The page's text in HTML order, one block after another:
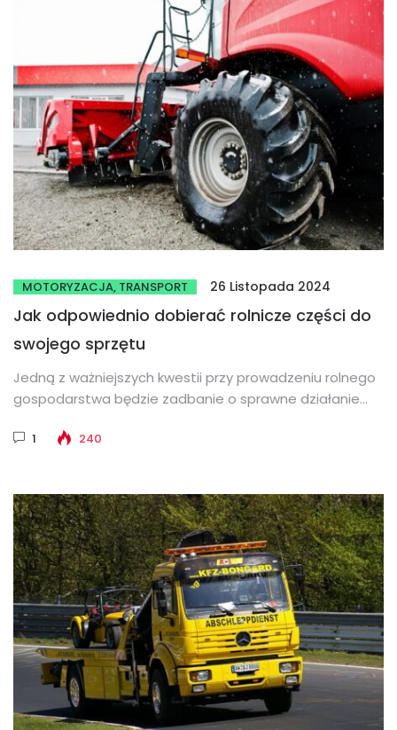
MOTORYZACJA, TRANSPORT 26 Listopada 2024
Jak odpowiednio dobierać rolnicze części do
swojego sprzętu
Jedną z ważniejszych kwestii przy prowadzeniu rolnego
gospodarstwa będzie zadbanie o sprawne działanie
1 240